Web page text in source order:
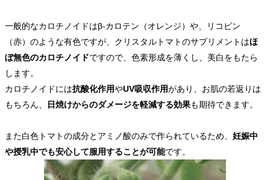
一般的なカロチノイドはβ-カロテン（オレンジ）や、リコピン
（赤）のような有色ですが、クリスタルトマトのサプリメントはほ
ぼ無色のカロチノイドですので、色素形成を薄くし、美白をもたら
します。
カロチノイドには抗酸化作用やUV吸収作用があり、お肌の若返りは
もちろん、
日焼けからのダメージを軽減する効果も期待できます。
また白色トマトの成分とアミノ酸のみで作られているため、 妊娠中
や授乳中でも安心して服用することが可能です。